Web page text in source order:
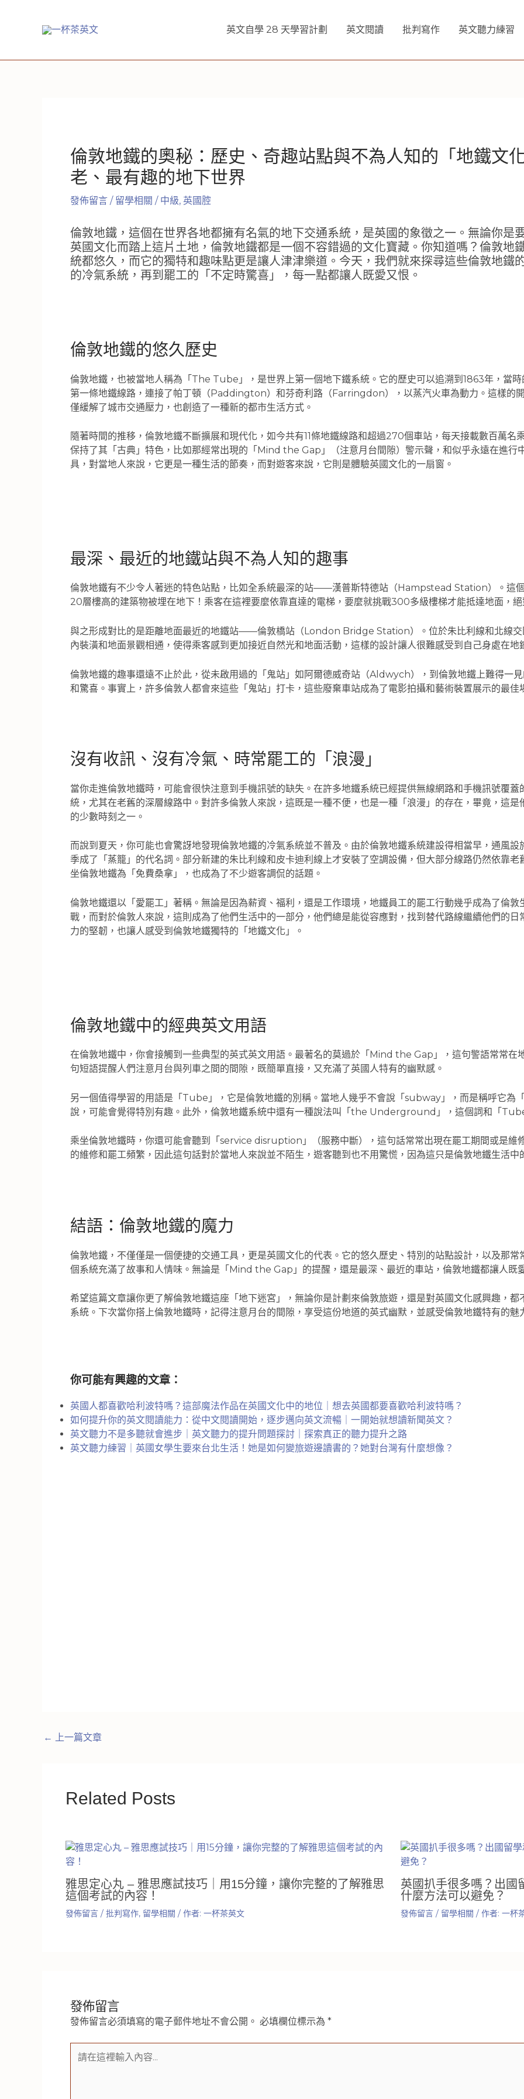
內
英文自學 28 天學習計劃 英文閱讀 批判寫作 英文聽力練習
倫敦地鐵的奧秘：歷史、奇趣站點與不為人知的「地鐵文
老、最有趣的地下世界
發佈留言 / 留學相關 / 中級, 英國腔
倫敦地鐵，這個在世界各地都擁有名氣的地下交通系統，是英國的象徵之一。無論你是
英國文化而踏上這片土地，倫敦地鐵都是一個不容錯過的文化寶藏。你知道嗎？倫敦地
統都悠久，而它的獨特和趣味點更是讓人津津樂道。今天，我們就來探尋這些倫敦地鐵
的冷氣系統，再到罷工的「不定時驚喜」，每一點都讓人既愛又恨。
倫敦地鐵的悠久歷史
倫敦地鐵，也被當地人稱為「The Tube」，是世界上第一個地下鐵系統。它的歷史可以追溯到1863年，
第一條地鐵線路，連接了帕丁頓（Paddington）和芬奇利路（Farringdon），以蒸汽火車為動力。這樣的
僅緩解了城市交通壓力，也創造了一種新的都市生活方式。
隨著時間的推移，倫敦地鐵不斷擴展和現代化，如今共有11條地鐵線路和超過270個車站，每天接載數百萬名
保持了其「古典」特色，比如那經常出現的「Mind the Gap」（注意月台間隙）警示聲，和似乎永遠在進行
具，對當地人來說，它更是一種生活的節奏，而對遊客來說，它則是體驗英國文化的一扇窗。
最深、最近的地鐵站與不為人知的趣事
倫敦地鐵有不少令人著迷的特色站點，比如全系統最深的站——漢普斯特德站（Hampstead Station）。這
20層樓高的建築物被埋在地下！乘客在這裡要麼依靠直達的電梯，要麼就挑戰300多級樓梯才能抵達地面，
與之形成對比的是距離地面最近的地鐵站——倫敦橋站（London Bridge Station）。位於朱比利線和北線交
內裝潢和地面景觀相通，使得乘客感到更加接近自然光和地面活動，這樣的設計讓人很難感受到自己身處在地
倫敦地鐵的趣事還遠不止於此，從未啟用過的「鬼站」如阿爾德威奇站（Aldwych），到倫敦地鐵上難得一
和驚喜。事實上，許多倫敦人都會來這些「鬼站」打卡，這些廢棄車站成為了電影拍攝和藝術裝置展示的最
沒有收訊、沒有冷氣、時常罷工的「浪漫」
當你走進倫敦地鐵時，可能會很快注意到手機訊號的缺失。在許多地鐵系統已經提供無線網路和手機訊號覆
統，尤其在老舊的深層線路中。對許多倫敦人來說，這既是一種不便，也是一種「浪漫」的存在，畢竟，這
的少數時刻之一。
而說到夏天，你可能也會驚訝地發現倫敦地鐵的冷氣系統並不普及。由於倫敦地鐵系統建設得相當早，通風
季成了「蒸籠」的代名詞。部分新建的朱比利線和皮卡迪利線上才安裝了空調設備，但大部分線路仍然依靠
坐倫敦地鐵為「免費桑拿」，也成為了不少遊客調侃的話題。
倫敦地鐵還以「愛罷工」著稱。無論是因為薪資、福利，還是工作環境，地鐵員工的罷工行動幾乎成為了倫
戰，而對於倫敦人來說，這則成為了他們生活中的一部分，他們總是能從容應對，找到替代路線繼續他們的
力的堅韌，也讓人感受到倫敦地鐵獨特的「地鐵文化」。
倫敦地鐵中的經典英文用語
在倫敦地鐵中，你會接觸到一些典型的英式英文用語。最著名的莫過於「Mind the Gap」，這句警語常常在
句短語提醒人們注意月台與列車之間的間隙，既簡單直接，又充滿了英國人特有的幽默感。
另一個值得學習的用語是「Tube」，它是倫敦地鐵的別稱。當地人幾乎不會說「subway」，而是稱呼它為
說，可能會覺得特別有趣。此外，倫敦地鐵系統中還有一種說法叫「the Underground」，這個詞和「
乘坐倫敦地鐵時，你還可能會聽到「service disruption」（服務中斷），這句話常常出現在罷工期間或是維
的維修和罷工頻繁，因此這句話對於當地人來說並不陌生，遊客聽到也不用驚慌，因為這只是倫敦地鐵生活中
結語：倫敦地鐵的魔力
倫敦地鐵，不僅僅是一個便捷的交通工具，更是英國文化的代表。它的悠久歷史、特別的站點設計，以及那
個系統充滿了故事和人情味。無論是「Mind the Gap」的提醒，還是最深、最近的車站，倫敦地鐵都讓人既
希望這篇文章讓你更了解倫敦地鐵這座「地下迷宮」，無論你是計劃來倫敦旅遊，還是對英國文化感興趣，
系統。下次當你搭上倫敦地鐵時，記得注意月台的間隙，享受這份地道的英式幽默，並感受倫敦地鐵特有的魅
你可能有興趣的文章：
英國人都喜歡哈利波特嗎？這部魔法作品在英國文化中的地位｜想去英國都要喜歡哈利波特嗎？
如何提升你的英文閱讀能力：從中文閱讀開始，逐步邁向英文流暢｜一開始就想讀新聞英文？
英文聽力不是多聽就會進步｜英文聽力的提升問題探討｜探索真正的聽力提升之路
英文聽力練習｜英國女學生要來台北生活！她是如何變旅遊邊讀書的？她對台灣有什麼想像？
← 上一篇文章
Related Posts
雅思定心丸 – 雅思應試技巧｜用15分鐘，讓你完整的了解雅思
這個考試的內容！
發佈留言 / 批判寫作, 留學相關 / 作者: 一杯茶英文
英國扒手很多嗎？出國
什麼方法可以避免？
發佈留言 / 留學相關 / 作者: 一杯
發佈留言
發佈留言必須填寫的電子郵件地址不會公開。 必填欄位標示為 *
在